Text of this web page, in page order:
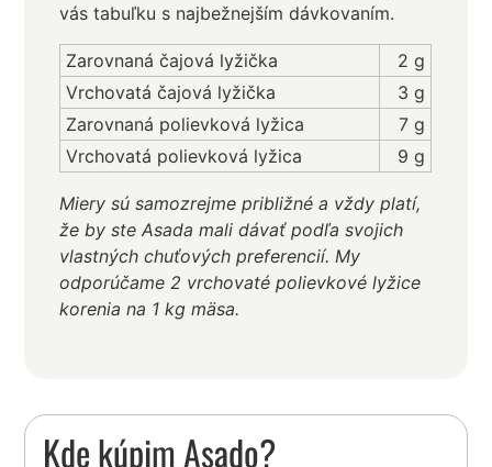
vás tabuľku s najbežnejším dávkovaním.
Zarovnaná čajová lyžička
2 g
Vrchovatá čajová lyžička
3 g
Zarovnaná polievková lyžica
7 g
Vrchovatá polievková lyžica
9 g
Miery sú samozrejme približné a vždy platí,
že by ste Asada mali dávať podľa svojich
vlastných chuťových preferencií. My
odporúčame 2 vrchovaté polievkové lyžice
korenia na 1 kg mäsa.
Kde kúpim Asado?